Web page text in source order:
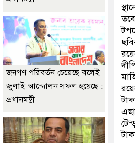
জনগণ পরিবর্তন চেয়েছে বলেই
জুলাই আন্দোলন সফল হয়েছে :
প্রধানমন্ত্রী